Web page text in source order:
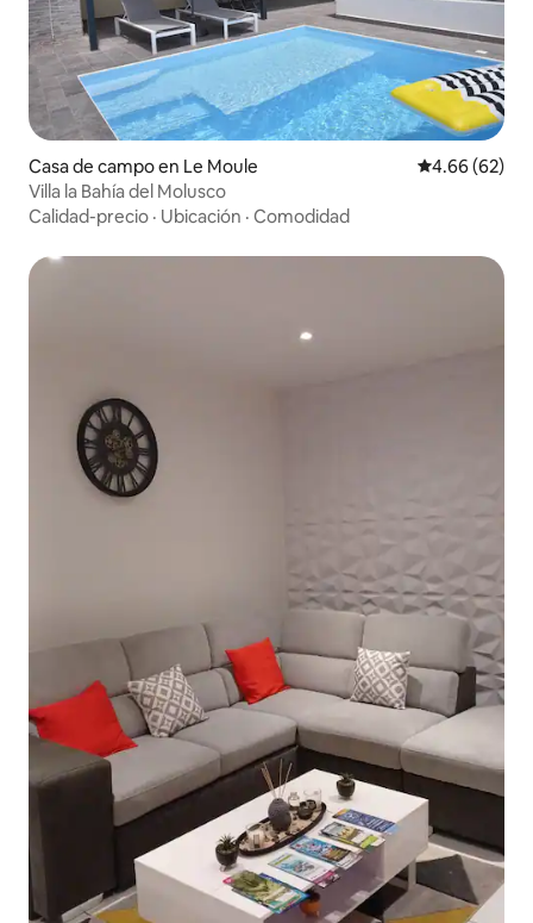
Casa de campo en Le Moule Calificación
4.66 (62)
Villa la Bahía del Molusco
Calidad-precio · Ubicación · Comodidad